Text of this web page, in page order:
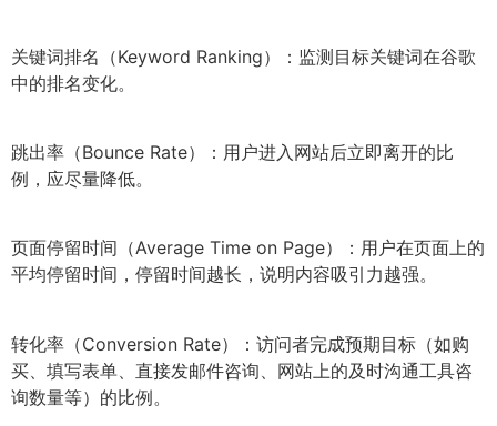
关键词排名（Keyword Ranking）：监测目标关键词在谷歌
中的排名变化。
跳出率（Bounce Rate）：用户进入网站后立即离开的比
例，应尽量降低。
页面停留时间（Average Time on Page）：用户在页面上的
平均停留时间，停留时间越长，说明内容吸引力越强。
转化率（Conversion Rate）：访问者完成预期目标（如购
买、填写表单、直接发邮件咨询、网站上的及时沟通工具咨
询数量等）的比例。